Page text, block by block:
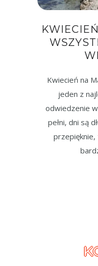
Kwiecień na
jeden z
odwiedzenie
pełni, dni są